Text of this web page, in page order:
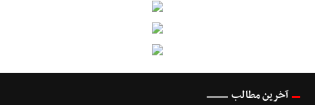
آخرین مطالب